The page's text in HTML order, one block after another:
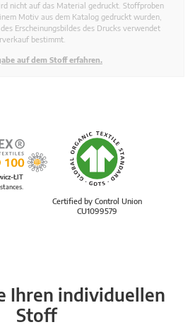
nicht auf das Material gedruckt. Stoffproben
Motiv aus dem Katalog gedruckt wurden,
Erscheinungsbildes des Drucks verwendet
bestimmt.
auf dem Stoff erfahren.
Certified by Control Union
CU1099579
ŁIT
Ihren individuellen
Stoff